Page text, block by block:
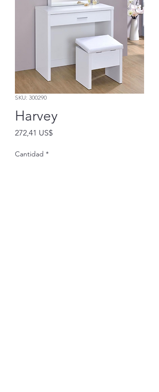
SKU: 300290
Harvey
272,41 US$Precio
Cantidad *